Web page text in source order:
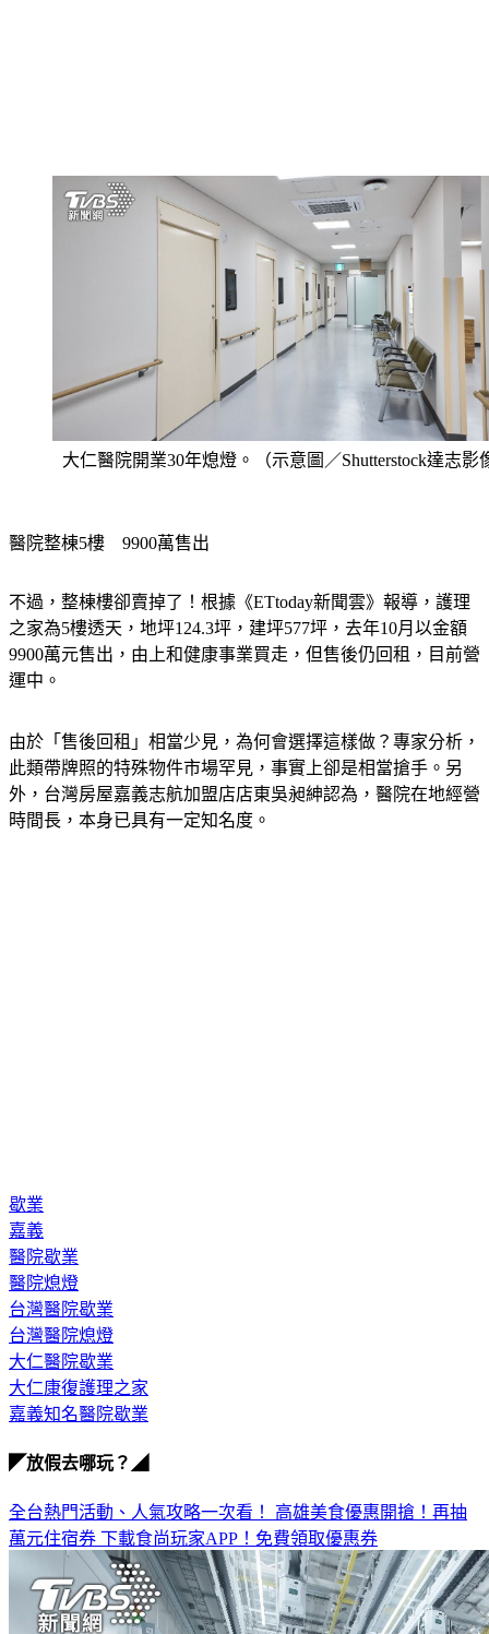
不過，整棟樓卻賣掉了！根據《ETtoday新聞雲》報導，護理
之家為5樓透天，地坪124.3坪，建坪577坪，去年10月以金額
9900萬元售出，由上和健康事業買走，但售後仍回租，目前營
由於「售後回租」相當少見，為何會選擇這樣做？專家分析，
此類帶牌照的特殊物件市場罕見，事實上卻是相當搶手。另
外，台灣房屋嘉義志航加盟店店東吳昶紳認為，醫院在地經營
歇業
嘉義
醫院歇業
醫院熄燈
台灣醫院歇業
台灣醫院熄燈
大仁醫院歇業
大仁康復護理之家
全台熱門活動、人氣攻略一次看！高雄美食優惠開搶！再抽
萬元住宿券下載食尚玩家APP！免費領取優惠券